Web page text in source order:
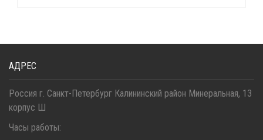
АДРЕС
Россия г. Санкт-Петербург Калининский район Минеральная, 13
корпус Ш
Часы работы: